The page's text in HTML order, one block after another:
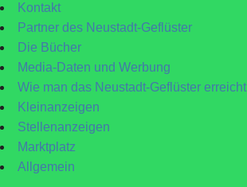
Kontakt
Partner des Neustadt-Geflüster
Die Bücher
Media-Daten und Werbung
Wie man das Neustadt-Geflüster erreicht
Kleinanzeigen
Stellenanzeigen
Marktplatz
Allgemein